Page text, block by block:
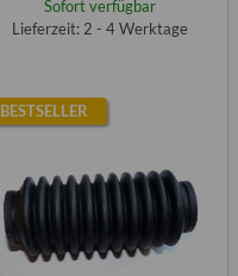
Sofort verfügbar
Lieferzeit: 2 - 4 Werktage
BESTSELLER